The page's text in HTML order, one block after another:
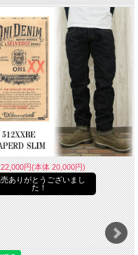
円(本体 20,000円)
ありがとうございまし
た！